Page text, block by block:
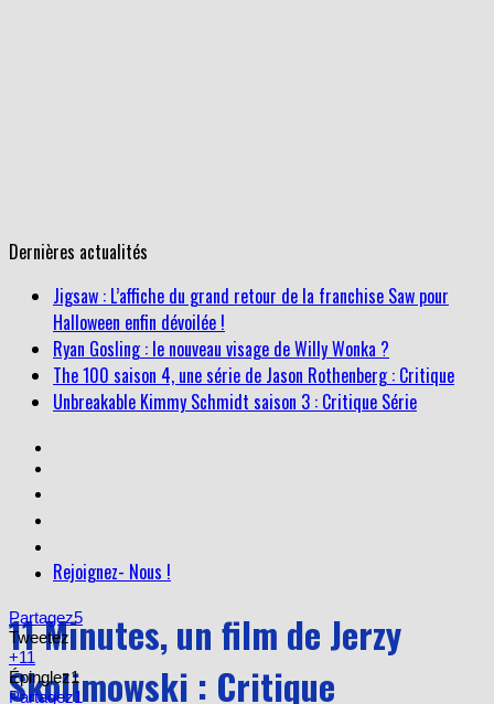
Dernières actualités
Ryan Gosling : le nouveau visage de Willy Wonka ?
The 100 saison 4, une série de Jason Rothenberg : Critique
Unbreakable Kimmy Schmidt saison 3 : Critique Série
Jigsaw : L’affiche du grand retour de la franchise Saw pour
Halloween enfin dévoilée !
Rejoignez- Nous !
11 Minutes, un film de Jerzy
Skolimowski : Critique
Partagez5
Tweetez
+11
Épinglez1
Partagez1